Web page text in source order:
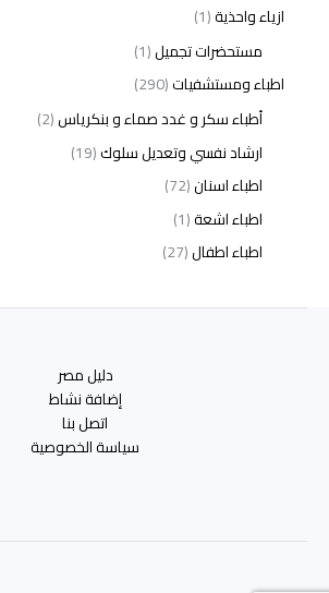
ازياء واحذية(1)
مستحضرات تجميل(1)
اطباء ومستشفيات(290)
أطباء سكر و غدد صماء و بنكرياس(2)
ارشاد نفسي وتعديل سلوك(19)
اطباء اسنان(72)
اطباء اشعة(1)
اطباء اطفال(27)
اطباء امراض الذكورة(1)
اطباء انف واذن وحنجرة(4)
اطباء اورام وعلاج كيميائى
دليل مصر
إضافة نشاط
اتصل بنا
سياسة الخصوصية